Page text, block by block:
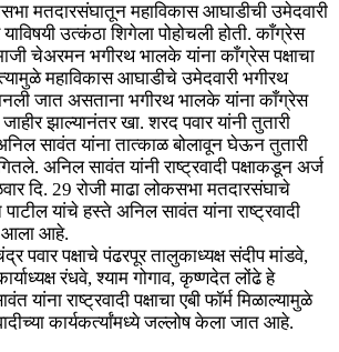
मतदारसंघातून महाविकास आघाडीची उमेदवारी
उत्कंठा शिगेला पोहोचली होती. काँग्रेस
माजी चेअरमन भगीरथ भालके यांना काँग्रेस पक्षाचा
महाविकास आघाडीचे उमेदवारी भगीरथ
जात असताना भगीरथ भालके यांना काँग्रेस
जाहीर झाल्यानंतर खा. शरद पवार यांनी तुतारी
सावंत यांना तात्काळ बोलावून घेऊन तुतारी
अनिल सावंत यांनी राष्ट्रवादी पक्षाकडून अर्ज
दि. 29 रोजी माढा लोकसभा मतदारसंघाचे
यांचे हस्ते अनिल सावंत यांना राष्ट्रवादी
आला आहे.
पवार पक्षाचे पंढरपूर तालुकाध्यक्ष संदीप मांडवे,
रंधवे, श्याम गोगाव, कृष्णदेत लोंढे हे
यांना राष्ट्रवादी पक्षाचा एबी फॉर्म मिळाल्यामुळे
कार्यकर्त्यांमध्ये जल्लोष केला जात आहे.